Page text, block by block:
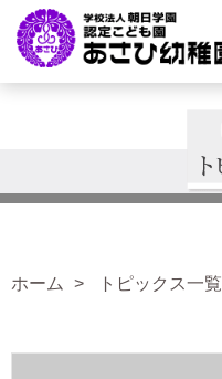
ホーム トピックス一覧